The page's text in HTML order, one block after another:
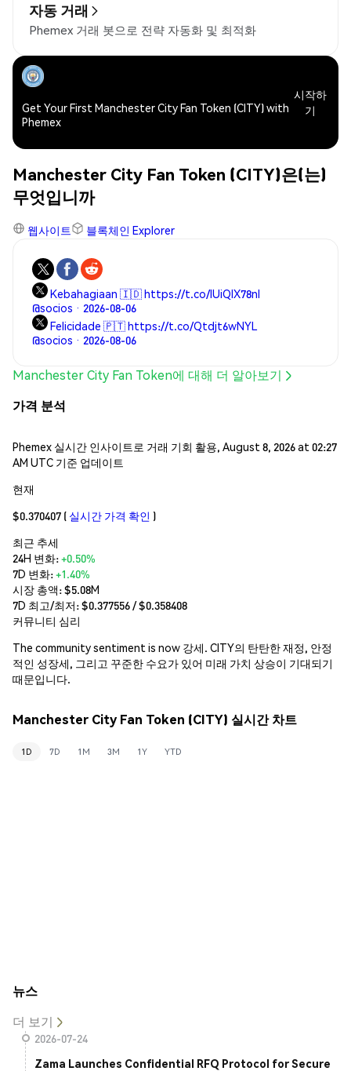
자동 거래
Phemex 거래 봇으로 전략 자동화 및 최적화
Get Your First Manchester City Fan Token (CITY) with
Phemex
시작하
기
Manchester City Fan Token (CITY)은(는)
무엇입니까
웹사이트 블록체인 Explorer
Kebahagiaan 🇮🇩 https://t.co/lUiQlX78nI
@socios · 2026-08-06
Felicidade 🇵🇹 https://t.co/Qtdjt6wNYL
@socios · 2026-08-06
Manchester City Fan Token에 대해 더 알아보기
가격 분석
Phemex 실시간 인사이트로 거래 기회 활용, August 8, 2026 at 02:27
AM UTC 기준 업데이트
현재
$0.370407 ( 실시간 가격 확인 )
최근 추세
24H 변화:+0.50%
7D 변화:+1.40%
시장 총액:$5.08M
7D 최고/최저: $0.377556/ $0.358408
커뮤니티 심리
The community sentiment is now 강세. CITY의 탄탄한 재정, 안정
적인 성장세, 그리고 꾸준한 수요가 있어 미래 가치 상승이 기대되기
때문입니다.
Manchester City Fan Token (CITY) 실시간 차트
1D 7D 1M 3M 1Y YTD
뉴스
더 보기
2026-07-24
Zama Launches Confidential RFQ Protocol for Secure